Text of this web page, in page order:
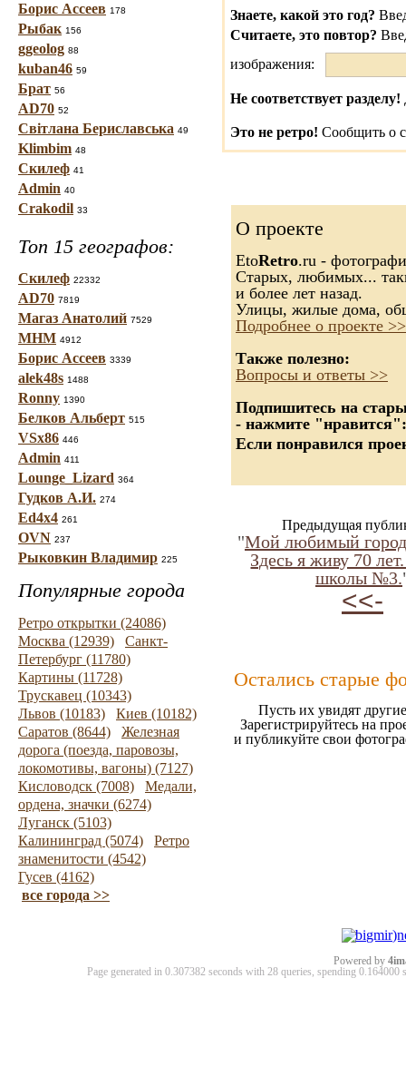
Борис Ассеев 178
Рыбак 156
ggeolog 88
kuban46 59
Брат 56
AD70 52
Світлана Бериславська 49
Klimbim 48
Скилеф 41
Admin 40
Crakodil 33
Топ 15 географов:
Скилеф 22332
AD70 7819
Магаз Анатолий 7529
МНМ 4912
Борис Ассеев 3339
alek48s 1488
Ronny 1390
Белков Альберт 515
VSx86 446
Admin 411
Lounge_Lizard 364
Гудков А.И. 274
Ed4x4 261
OVN 237
Рыковкин Владимир 225
Популярные города
Ретро открытки (24086)
Москва (12939)
Санкт-
Петербург (11780)
Картины (11728)
Трускавец (10343)
Львов (10183)
Киев (10182)
Саратов (8644)
Железная
дорога (поезда, паровозы,
локомотивы, вагоны) (7127)
Кисловодск (7008)
Медали,
ордена, значки (6274)
Луганск (5103)
Калининград (5074)
Ретро
знаменитости (4542)
Гусев (4162)
все города >>
Знаете, какой это год?
Считаете, это повтор?
изображения:
Не соответствует разделу!
Это не ретро! Сообщить о
О проекте
EtoRetro.ru -
Старых, любимых...
и более лет назад.
Улицы, жилые дома,
Подробнее о проекте >>
Также полезно:
Вопросы и ответы >>
Подпишитесь на
- нажмите "нравится":
Если понравился
Предыдущая
"Мой любимый город
Здесь я живу 70
школы №3.
<<-
Остались старые
Пусть их увидят
Зарегистрируйтесь на
и публикуйте свои
Powered by
Page generated in 0.307382 seconds with 28 queries, spending